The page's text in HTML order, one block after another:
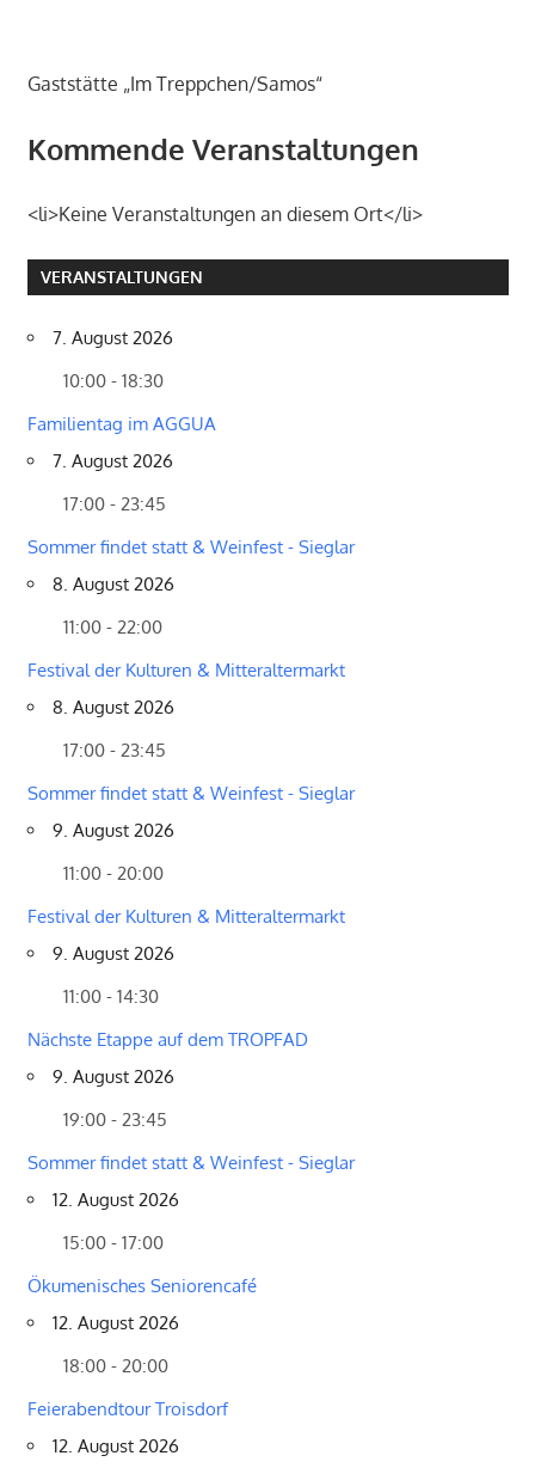
Gaststätte „Im Treppchen/Samos“
Kommende Veranstaltungen
<li>Keine Veranstaltungen an diesem Ort</li>
VERANSTALTUNGEN
7. August 2026
10:00 - 18:30
Familientag im AGGUA
7. August 2026
17:00 - 23:45
Sommer findet statt & Weinfest - Sieglar
8. August 2026
11:00 - 22:00
Festival der Kulturen & Mitteraltermarkt
8. August 2026
17:00 - 23:45
Sommer findet statt & Weinfest - Sieglar
9. August 2026
11:00 - 20:00
Festival der Kulturen & Mitteraltermarkt
9. August 2026
11:00 - 14:30
Nächste Etappe auf dem TROPFAD
9. August 2026
19:00 - 23:45
Sommer findet statt & Weinfest - Sieglar
12. August 2026
15:00 - 17:00
Ökumenisches Seniorencafé
12. August 2026
18:00 - 20:00
Feierabendtour Troisdorf
12. August 2026